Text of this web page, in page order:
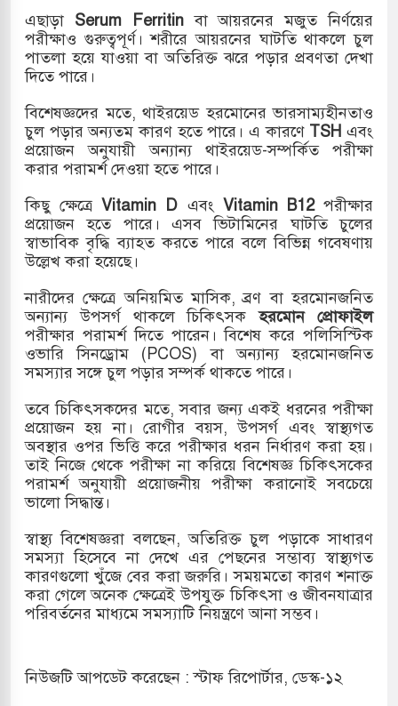
পাহাড়ি ঢলে ফুঁসে উঠেছে তিস্তা
মুক্তির দাবিতে পাকিস্তানজুড়ে পিটিআইয়ের আজ
কোরিয়ার ক্ষেপণাস্ত্র ইউনিট মোতায়েন করা হয়েছে:
এছাড়া Serum Ferritinবা আয়রনের মজুত নির্ণয়ের
পরীক্ষাও গুরুত্বপূর্ণ। শরীরে আয়রনের ঘাটতি থাকলে চুল
পাতলা হয়ে যাওয়া বা অতিরিক্ত ঝরে পড়ার প্রবণতা দেখা
দিতে পারে।
বিশেষজ্ঞদের মতে, থাইরয়েড হরমোনের ভারসাম্যহীনতাও
চুল পড়ার অন্যতম কারণ হতে পারে। এ কারণে TSH এবং
প্রয়োজন অনুযায়ী অন্যান্য থাইরয়েড-সম্পর্কিত পরীক্ষা
করার পরামর্শ দেওয়া হতে পারে।
কিছু ক্ষেত্রেVitamin D এবং Vitamin B12পরীক্ষার
প্রয়োজন হতে পারে। এসব ভিটামিনের ঘাটতি চুলের
স্বাভাবিক বৃদ্ধি ব্যাহত করতে পারে বলে বিভিন্ন গবেষণায়
উল্লেখ করা হয়েছে।
নারীদের ক্ষেত্রে অনিয়মিত মাসিক, ব্রণ বা হরমোনজনিত
অন্যান্য উপসর্গ থাকলে চিকিৎসকহরমোন প্রোফাইল
পরীক্ষার পরামর্শ দিতে পারেন। বিশেষ করে পলিসিস্টিক
ওভারি সিনড্রোম (PCOS) বা অন্যান্য হরমোনজনিত
সমস্যার সঙ্গে চুল পড়ার সম্পর্ক থাকতে পারে।
তবে চিকিৎসকদের মতে, সবার জন্য একই ধরনের পরীক্ষা
প্রয়োজন হয় না। রোগীর বয়স, উপসর্গ এবং স্বাস্থ্যগত
অবস্থার ওপর ভিত্তি করে পরীক্ষার ধরন নির্ধারণ করা হয়।
তাই নিজে থেকে পরীক্ষা না করিয়ে বিশেষজ্ঞ চিকিৎসকের
পরামর্শ অনুযায়ী প্রয়োজনীয় পরীক্ষা করানোই সবচেয়ে
ভালো সিদ্ধান্ত।
স্বাস্থ্য বিশেষজ্ঞরা বলছেন, অতিরিক্ত চুল পড়াকে সাধারণ
সমস্যা হিসেবে না দেখে এর পেছনের সম্ভাব্য স্বাস্থ্যগত
কারণগুলো খুঁজে বের করা জরুরি। সময়মতো কারণ শনাক্ত
করা গেলে অনেক ক্ষেত্রেই উপযুক্ত চিকিৎসা ও জীবনযাত্রার
পরিবর্তনের মাধ্যমে সমস্যাটি নিয়ন্ত্রণে আনা সম্ভব।
নিউজটি আপডেট করেছেন : স্টাফ রিপোর্টার, ডেস্ক-১২